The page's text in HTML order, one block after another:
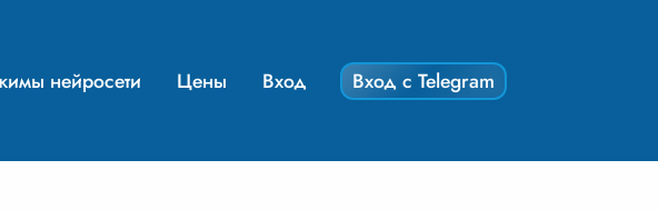
нейросети Цены Вход Вход с Telegram